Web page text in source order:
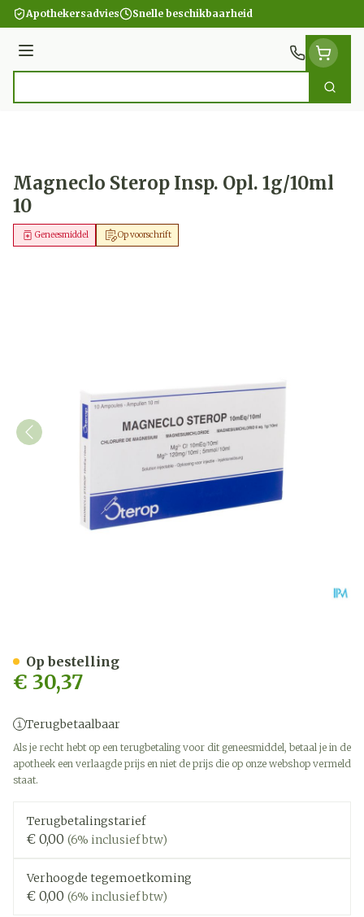
Ga naar de inhoud
Apothekersadvies Snelle beschikbaarheid
Menu
Zoek
Magneclo Sterop Insp. Opl. 1g/10ml
10
Op voorschrift
Geneesmiddel
€ 30,37
Terugbetaalbaar
Als je recht hebt op een terugbetaling voor dit geneesmiddel, betaal je in de
apotheek een verlaagde prijs en niet de prijs die op onze webshop vermeld
staat.
Terugbetalingstarief
€ 0,00 (6% inclusief btw)
Verhoogde tegemoetkoming
€ 0,00 (6% inclusief btw)
Op bestelling